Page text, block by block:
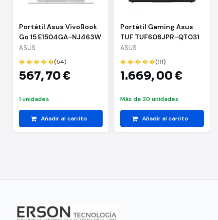
Portátil Asus VivoBook
Go 15 E1504GA-NJ463W
i3-N305/ 8GB/ 512GB
SSD/ 15.6"/ Win11
ASUS
� � � � �(54)
567,70 €
1 unidades
Añadir al carrito
Portátil Gaming Asus
TUF TUF608JPR-QT031
Intel Core i7-14650HX/
32GB/ 1TB SSD/ GeForce
RTX 5070/ 16"/ Sin
Sistema Operativo
ASUS
� � � � �(111)
1.669,00 €
Más de 20 unidades
Añadir al carrito